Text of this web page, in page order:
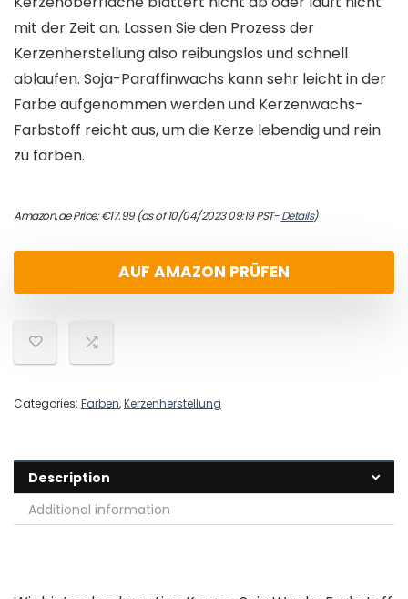
mit der Zeit an. Lassen Sie den Prozess der
Kerzenherstellung also reibungslos und schnell
ablaufen. Soja-Paraffinwachs kann sehr leicht in der
Farbe aufgenommen werden und Kerzenwachs-
Farbstoff reicht aus, um die Kerze lebendig und rein
zu färben.
Amazon.de Price:€17.99(as of 10/04/2023 09:19 PST-Details)
AUF AMAZON PRÜFEN
Categories: Farben,Kerzenherstellung
Description
Additional information